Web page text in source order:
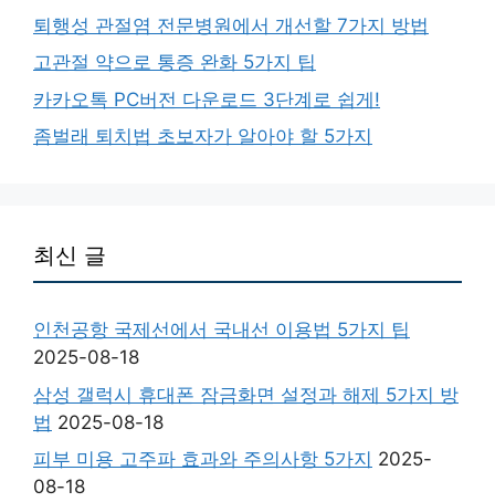
퇴행성 관절염 전문병원에서 개선할 7가지 방법
고관절 약으로 통증 완화 5가지 팁
카카오톡 PC버전 다운로드 3단계로 쉽게!
좀벌래 퇴치법 초보자가 알아야 할 5가지
최신 글
인천공항 국제선에서 국내선 이용법 5가지 팁
2025-08-18
삼성 갤럭시 휴대폰 잠금화면 설정과 해제 5가지 방
법 2025-08-18
피부 미용 고주파 효과와 주의사항 5가지 2025-
08-18